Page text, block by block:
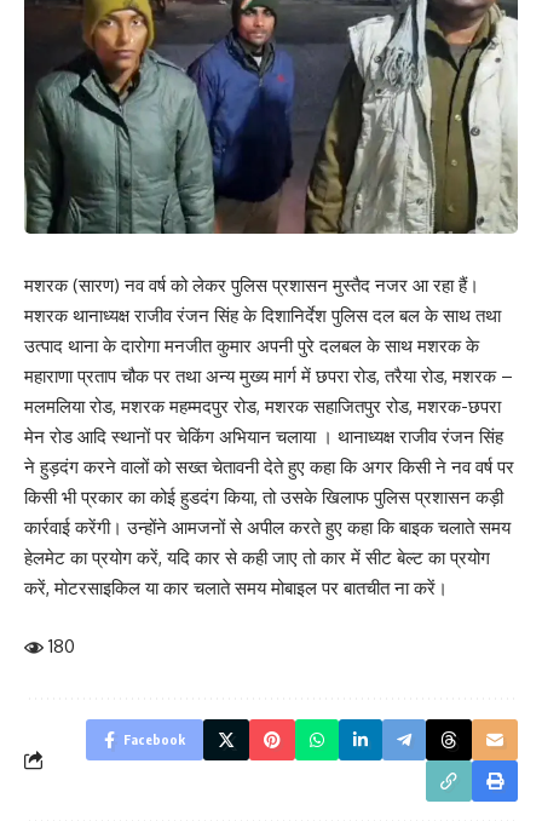
मशरक (सारण) नव वर्ष को लेकर पुलिस प्रशासन मुस्तैद नजर आ रहा हैं।
मशरक थानाध्यक्ष राजीव रंजन सिंह के दिशानिर्देश पुलिस दल बल के साथ तथा
उत्पाद थाना के दारोगा मनजीत कुमार अपनी पुरे दलबल के साथ मशरक के
महाराणा प्रताप चौक पर तथा अन्य मुख्य मार्ग में छपरा रोड, तरैया रोड, मशरक –
मलमलिया रोड, मशरक महम्मदपुर रोड, मशरक सहाजितपुर रोड, मशरक-छपरा
मेन रोड आदि स्थानों पर चेकिंग अभियान चलाया । थानाध्यक्ष राजीव रंजन सिंह
ने हुड़दंग करने वालों को सख्त चेतावनी देते हुए कहा कि अगर किसी ने नव वर्ष पर
किसी भी प्रकार का कोई हुडदंग किया, तो उसके खिलाफ पुलिस प्रशासन कड़ी
कार्रवाई करेंगी। उन्होंने आमजनों से अपील करते हुए कहा कि बाइक चलाते समय
हेलमेट का प्रयोग करें, यदि कार से कही जाए तो कार में सीट बेल्ट का प्रयोग
करें, मोटरसाइकिल या कार चलाते समय मोबाइल पर बातचीत ना करें।
180
Facebook